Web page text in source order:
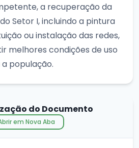
a recuperação da
Setor I, incluindo a pintura
ou instalação das redes,
melhores condições de uso
população.
do Documento
em Nova Aba